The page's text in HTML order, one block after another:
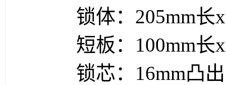
锁体：205mm长
短板：100mm长
锁芯：16mm凸出